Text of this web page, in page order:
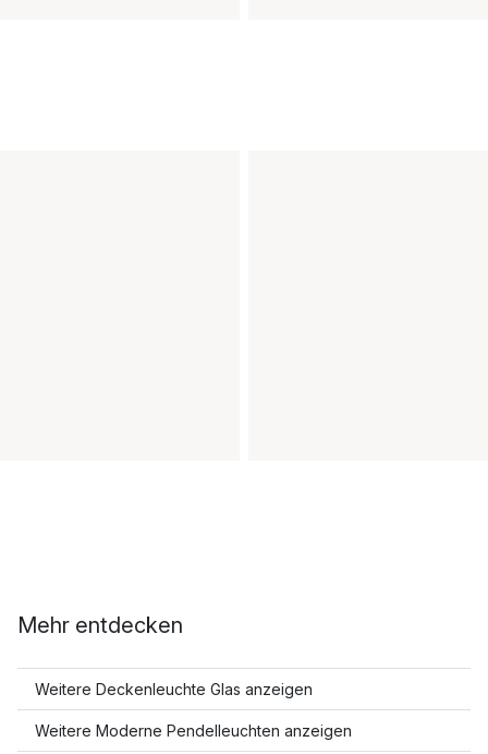
Mehr entdecken
Weitere Deckenleuchte Glas anzeigen
Weitere Moderne Pendelleuchten anzeigen